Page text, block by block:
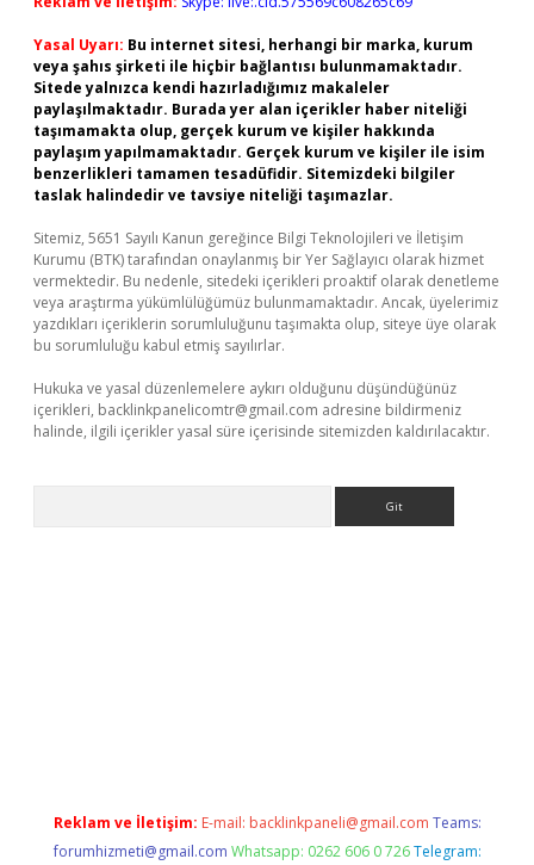
Yasal Uyarı: Bu internet sitesi, herhangi bir marka, kurum
veya şahıs şirketi ile hiçbir bağlantısı bulunmamaktadır.
Sitede yalnızca kendi hazırladığımız makaleler
paylaşılmaktadır. Burada yer alan içerikler haber niteliği
taşımamakta olup, gerçek kurum ve kişiler hakkında
paylaşım yapılmamaktadır. Gerçek kurum ve kişiler ile isim
benzerlikleri tamamen tesadüfidir. Sitemizdeki bilgiler
taslak halindedir ve tavsiye niteliği taşımazlar.
Sitemiz, 5651 Sayılı Kanun gereğince Bilgi Teknolojileri ve İletişim
Kurumu (BTK) tarafından onaylanmış bir Yer Sağlayıcı olarak hizmet
vermektedir. Bu nedenle, sitedeki içerikleri proaktif olarak denetleme
veya araştırma yükümlülüğümüz bulunmamaktadır. Ancak, üyelerimiz
yazdıkları içeriklerin sorumluluğunu taşımakta olup, siteye üye olarak
bu sorumluluğu kabul etmiş sayılırlar.
Hukuka ve yasal düzenlemelere aykırı olduğunu düşündüğünüz
içerikleri, backlinkpanelicomtr@gmail.com adresine bildirmeniz
halinde, ilgili içerikler yasal süre içerisinde sitemizden kaldırılacaktır.
Reklam ve İletişim: E-mail: backlinkpaneli@gmail.com Teams:
forumhizmeti@gmail.com Whatsapp: 0262 606 0 726 Telegram: